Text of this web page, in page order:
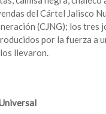
del Cártel Jalisco
(CJNG); los tres
por la fuerza a
llevaron.